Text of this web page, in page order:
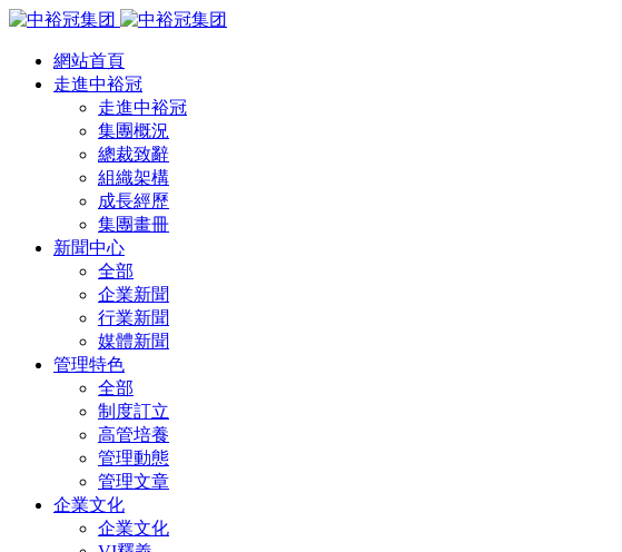
網站首頁
走進中裕冠
走進中裕冠
集團概況
總裁致辭
組織架構
成長經歷
集團畫冊
新聞中心
全部
企業新聞
行業新聞
媒體新聞
管理特色
全部
制度訂立
高管培養
管理動態
管理文章
企業文化
企業文化